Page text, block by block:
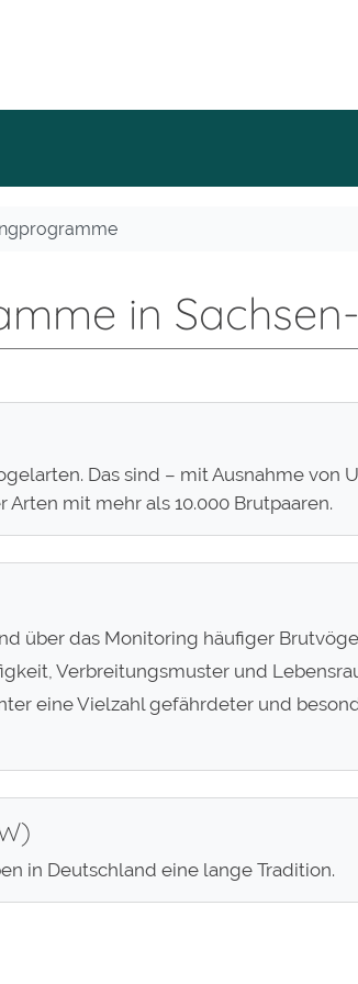
in
Das sind – mit Ausnahme von
mit mehr als 10.000 Brutpaaren.
über das Monitoring häufiger
Verbreitungsmuster und
eine Vielzahl gefährdeter und
in Deutschland eine lange Tradition.